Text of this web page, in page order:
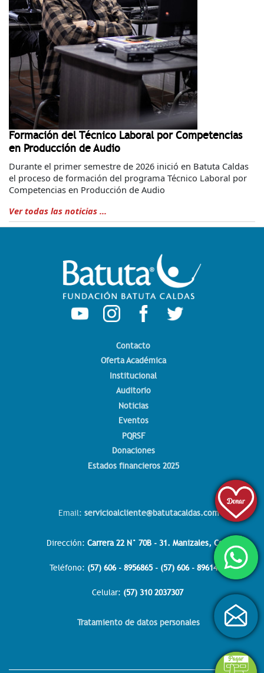
Formación del Técnico Laboral por Competencias
en Producción de Audio
Durante el primer semestre de 2026 inició en Batuta Caldas
el proceso de formación del programa Técnico Laboral por
Competencias en Producción de Audio
Ver todas las noticias ...
Contacto
Oferta Académica
Institucional
Auditorio
Noticias
Eventos
PQRSF
Donaciones
Estados financieros 2025
Email: servicioalcliente@batutacaldas.com
Dirección:Carrera 22 N° 70B - 31. Manizales, Col.
Teléfono: (57) 606 - 8956865 - (57) 606 - 8961438
Celular: (57) 310 2037307
Tratamiento de datos personales